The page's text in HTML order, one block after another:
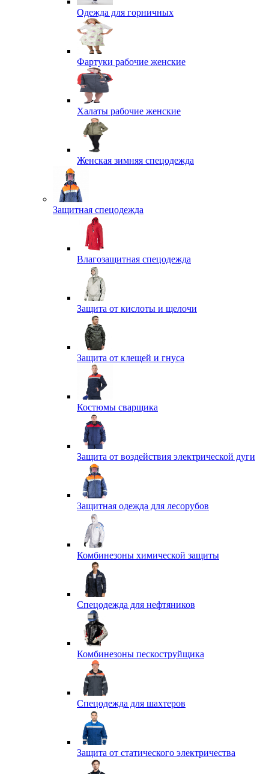
Одежда для горничных
Фартуки рабочие женские
Халаты рабочие женские
Женская зимняя спецодежда
Защитная спецодежда
Влагозащитная спецодежда
Защита от кислоты и щелочи
Защита от клещей и гнуса
Костюмы сварщика
Защита от воздействия электрической дуги
Защитная одежда для лесорубов
Комбинезоны химической защиты
Спецодежда для нефтяников
Комбинезоны пескоструйщика
Спецодежда для шахтеров
Защита от статического электричества